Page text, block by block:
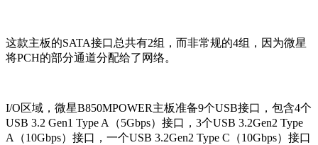
这款主板的SATA接口总共有2组，而非常规的4组，因为微星
将PCH的部分通道分配给了网络。
I/O区域，微星B850MPOWER主板准备9个USB接口，包含4个
USB 3.2 Gen1 Type A（5Gbps）接口，3个USB 3.2Gen2 Type
A（10Gbps）接口，一个USB 3.2Gen2 Type C（10Gbps）接口